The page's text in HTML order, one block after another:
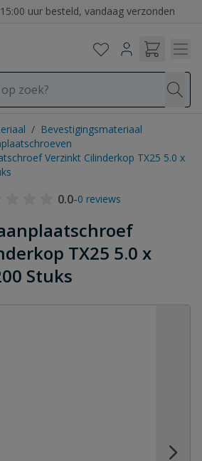
uur besteld, vandaag verzonden
/ Bevestigingsmateriaal
Verzinkt Cilinderkop TX25 5.0 x
0.0-0 reviews
TX25 5.0 x
Stuks